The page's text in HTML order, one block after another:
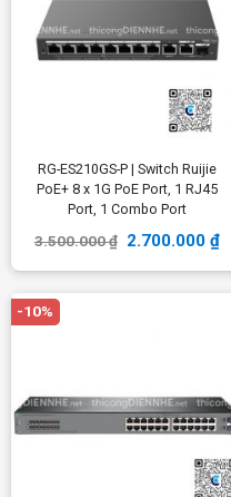
RG-ES210GS-P | Switch Ruijie
PoE+ 8 x 1G PoE Port, 1 RJ45
Port, 1 Combo Port
3.500.000₫ 2.700.000₫
-10%